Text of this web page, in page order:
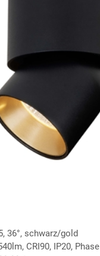
36°, schwarz/gold
CRI90, IP20, Phase